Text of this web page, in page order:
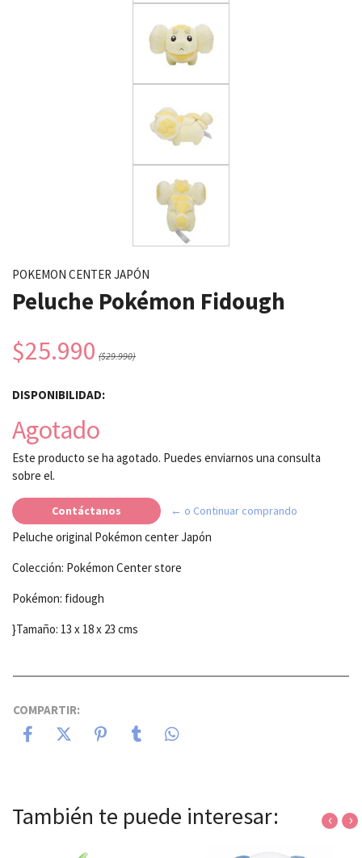
POKEMON CENTER JAPÓN
Peluche Pokémon Fidough
$25.990 ($29.990)
DISPONIBILIDAD:
Agotado
Este producto se ha agotado. Puedes enviarnos una consulta
sobre el.
Contáctanos ← o Continuar comprando
Peluche original Pokémon center Japón
Colección: Pokémon Center store
Pokémon: fidough
}Tamaño: 13 x 18 x 23 cms
COMPARTIR:
También te puede interesar: ‹ ›